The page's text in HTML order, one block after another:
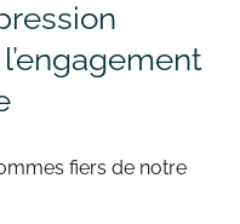
fiers de notre